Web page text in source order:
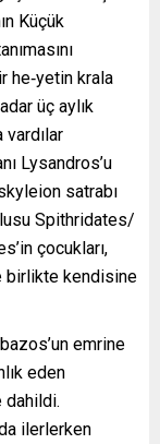
Küçük
he‐yetin krala
üç aylık
Lysandros’u
satrabı
Spithridates/
çocukları,
birlikte kendisine
emrine
eden
dahildi.
ilerlerken